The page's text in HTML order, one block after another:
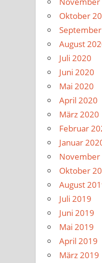
Oktober
August
Juli 2020
Juni 2020
Mai 2020
April 2020
März 2020
Februar
Januar
November
Oktober
August
Juli 2019
Juni 2019
Mai 2019
April 2019
März 2019